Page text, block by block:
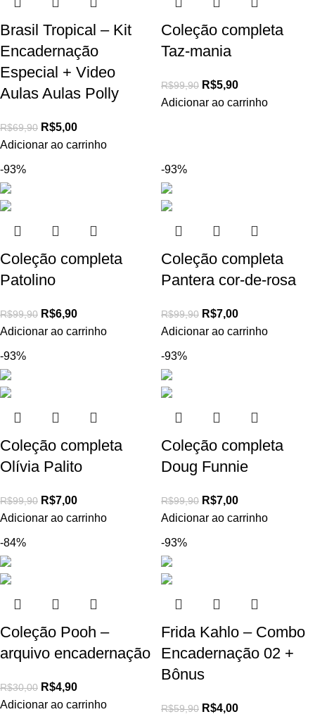
Brasil Tropical – Kit
Encadernação
Especial + Video
Aulas Aulas Polly
R$69,90 R$5,00
Adicionar ao carrinho
Coleção completa
Taz-mania
R$99,90 R$5,90
Adicionar ao carrinho
-93%
Coleção completa
Patolino
R$99,90 R$6,90
Adicionar ao carrinho
-93%
Coleção completa
Pantera cor-de-rosa
R$99,90 R$7,00
Adicionar ao carrinho
-93%
Coleção completa
Olívia Palito
R$99,90 R$7,00
Adicionar ao carrinho
-93%
Coleção completa
Doug Funnie
R$99,90 R$7,00
Adicionar ao carrinho
-84%
Coleção Pooh –
arquivo encadernação
R$30,00 R$4,90
Adicionar ao carrinho
-93%
Frida Kahlo – Combo
Encadernação 02 +
Bônus
R$59,90 R$4,00